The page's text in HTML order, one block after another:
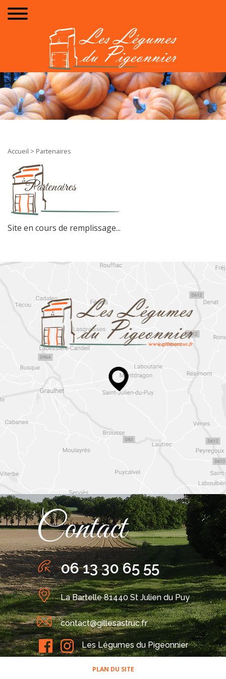
Accueil > Partenaires
Partenaires
Site en cours de remplissage...
Contact
06 13 30 65 55
La Bartelle 81440 St Julien du Puy
contact@gillesastruc.fr
Les Légumes du Pigeonnier
PLAN DU SITE